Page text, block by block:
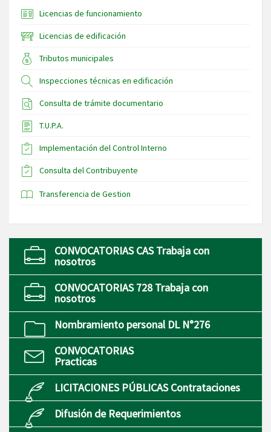
Licencias de funcionamiento
Licencias de edificación
Tributos municipales
Inspecciones técnicas en edificación
Consulta de trámite documentario
T.U.P.A.
Implementación del Control Interno
Consulta del Contribuyente
Transferencia de Gestion
CONVOCATORIAS CAS Trabaja con
nosotros
CONVOCATORIAS 728 Trabaja con
nosotros
Nombramiento personal DL N°276
CONVOCATORIAS
Practicas
LICITACIONES PÚBLICAS Contrataciones
Difusión de Requerimientos